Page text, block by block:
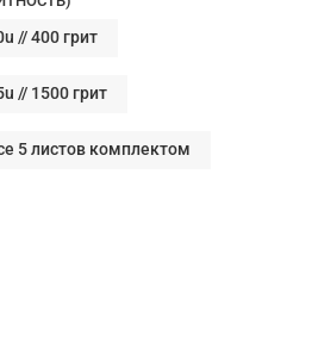
// 400 грит
// 1500 грит
5 листов комплектом